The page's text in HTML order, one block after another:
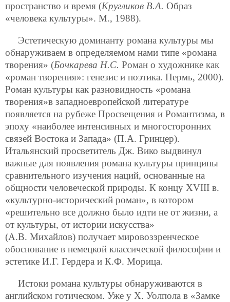
пространство и время (Кругликов В.А. Образ
«человека культуры». М., 1988).
Эстетическую доминанту романа культуры мы
обнаруживаем в определяемом нами типе «романа
творения» (Бочкарева Н.С. Роман о художнике как
«роман творения»: генезис и поэтика. Пермь, 2000).
Роман культуры как разновидность «романа
творения»в западноевропейской литературе
появляется на рубеже Просвещения и Романтизма, в
эпоху «наиболее интенсивных и многосторонних
связей Востока и Запада» (П.А. Гринцер).
Итальянский просветитель Дж. Вико выдвинул
важные для появления романа культуры принципы
сравнительного изучения наций, основанные на
общности человеческой природы. К концу XVIII в.
«культурно-исторический роман», в котором
«решительно все должно было идти не от жизни, а
от культуры, от истории искусства»
(А.В. Михайлов) получает мировоззренческое
обоснование в немецкой классической философии и
эстетике И.Г. Гердера и К.Ф. Морица.
Истоки романа культуры обнаруживаются в
английском готическом. Уже у Х. Уолпола в «Замке